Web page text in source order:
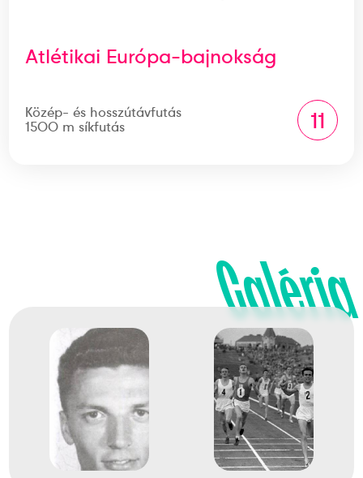
Atlétikai Európa-bajnokság
Közép- és hosszútávfutás
1500 m síkfutás
11
Galéria